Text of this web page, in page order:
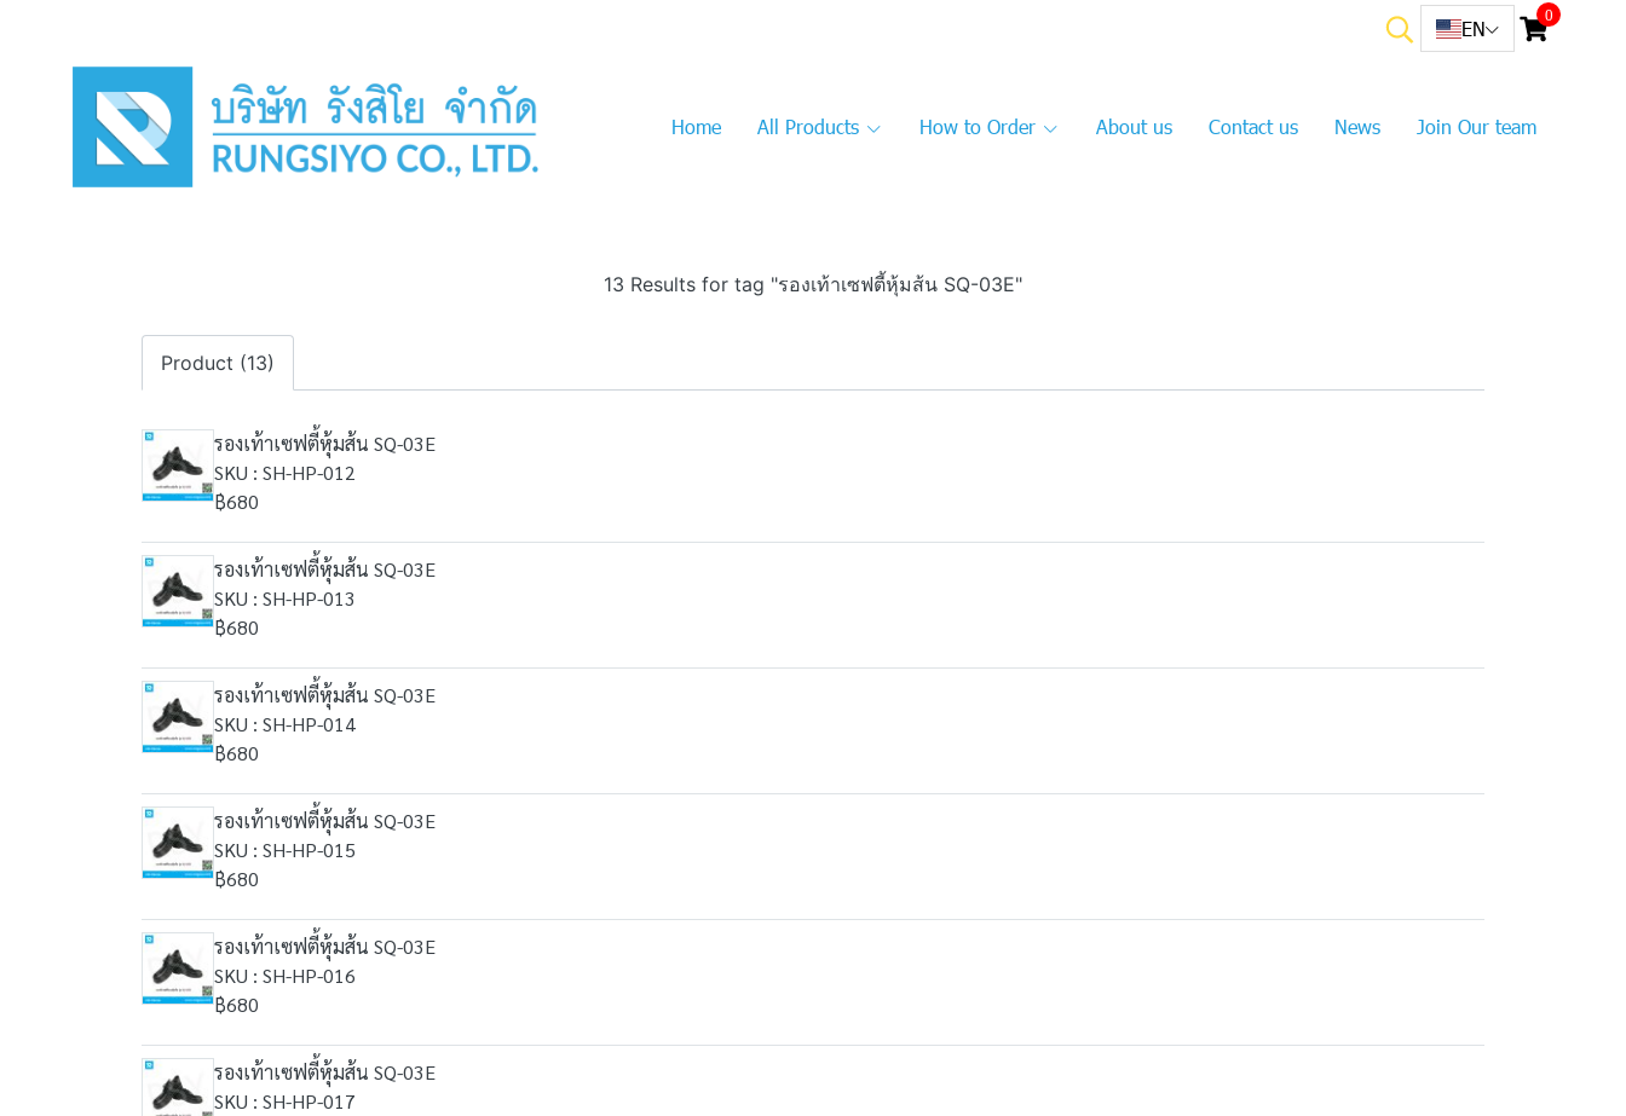
EN
0
Home All Products How to Order About us Contact us News Join Our team
13 Results for tag "รองเท้าเซฟตี้หุ้มส้น SQ-03E"
Product (13)
รองเท้าเซฟตี้หุ้มส้น SQ-03E
SKU : SH-HP-012
฿680
รองเท้าเซฟตี้หุ้มส้น SQ-03E
SKU : SH-HP-013
฿680
รองเท้าเซฟตี้หุ้มส้น SQ-03E
SKU : SH-HP-014
฿680
รองเท้าเซฟตี้หุ้มส้น SQ-03E
SKU : SH-HP-015
฿680
รองเท้าเซฟตี้หุ้มส้น SQ-03E
SKU : SH-HP-016
฿680
รองเท้าเซฟตี้หุ้มส้น SQ-03E
SKU : SH-HP-017